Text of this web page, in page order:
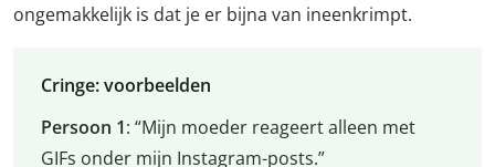
ongemakkelijk is dat je er bijna van ineenkrimpt.
Cringe: voorbeelden
Persoon 1: “Mijn moeder reageert alleen met
GIFs onder mijn Instagram-posts.”